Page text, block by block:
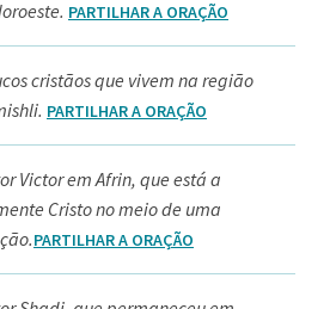
PARTILHAR A ORAÇÃO
cristãos que vivem na região
PARTILHAR A ORAÇÃO
Victor em Afrin, que está a
Cristo no meio de uma
PARTILHAR A ORAÇÃO